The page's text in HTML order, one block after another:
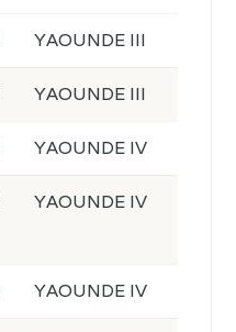
YAOUNDE III
YAOUNDE III
YAOUNDE IV
YAOUNDE IV
YAOUNDE IV